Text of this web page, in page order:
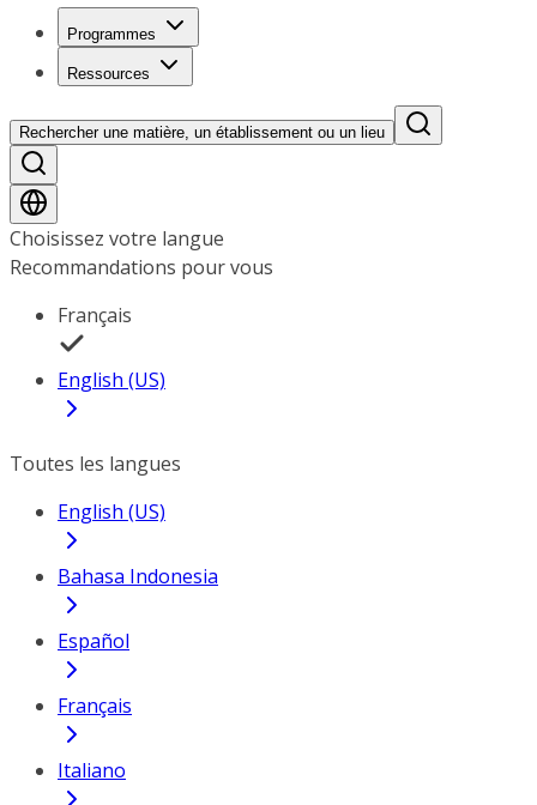
Programmes
Ressources
Rechercher une matière, un établissement ou un lieu
Choisissez votre langue
Recommandations pour vous
Français
English (US)
Toutes les langues
English (US)
Bahasa Indonesia
Español
Français
Italiano